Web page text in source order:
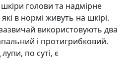
голови та надмірне
в нормі живуть на шкірі.
використовують два
і протигрибковий.
по суті, є